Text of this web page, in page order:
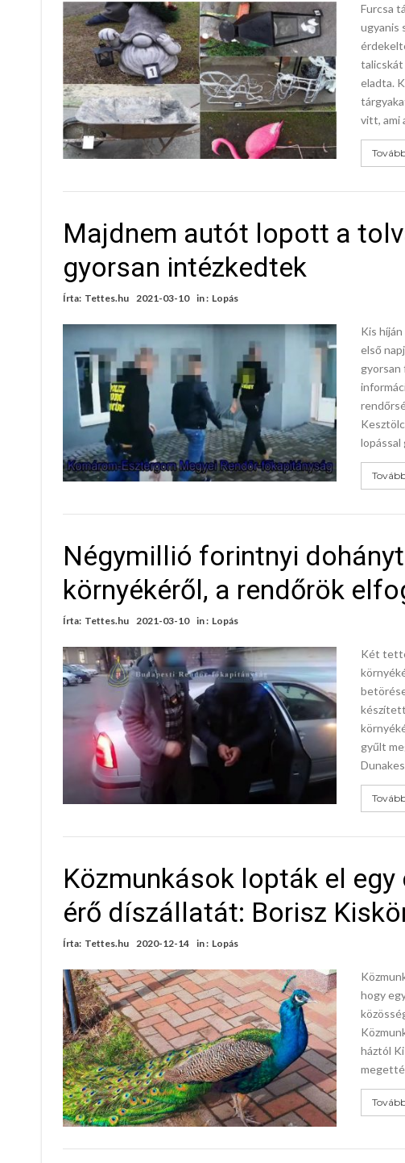
Furcsa
ugyanis
talicskát
eladta.
vitt, ami
Majdnem autót lopott a
gyorsan intézkedtek
Írta: Tettes.hu 2021-03-10 in : Lopás
Kis
első
Négymillió forintnyi
környékéről, a rendőrök
Írta: Tettes.hu 2021-03-10 in : Lopás
Két
gyűlt
Közmunkások lopták el
érő díszállatát: Borisz
Írta: Tettes.hu 2020-12-14 in : Lopás
hogy
háztól